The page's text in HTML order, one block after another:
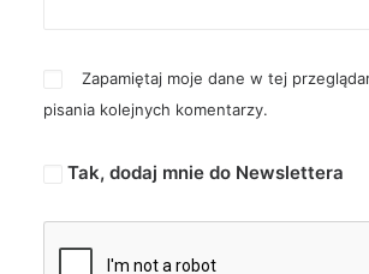
Zapamiętaj moje dane w tej
pisania kolejnych komentarzy.
Tak, dodaj mnie do Newslettera